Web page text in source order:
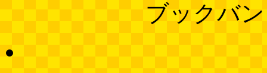
ブックバ